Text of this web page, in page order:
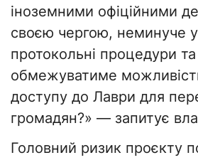
іноземними офіційними
своєю чергою, неминуче
протокольні процедури
обмежуватиме
доступу до Лаври для
громадян?» — запитує
Головний ризик проєкту